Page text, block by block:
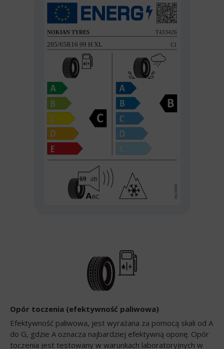
Opór toczenia (efektywność paliwowa)
Efektywność paliwowa, jest wyrażana za pomocą skali od A
do G, gdzie A oznacza najbardziej efektywną oponę. Opór
toczenia jest testowany w warunkach laboratoryjnych w